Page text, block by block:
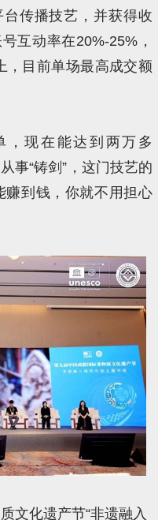
传播技艺，并获得收
互动率在20%-25%，
，目前单场最高成交额
，现在能达到两万多
事“铸剑”，这门技艺的
赚到钱，你就不用担心
文化遗产节“非遗融入